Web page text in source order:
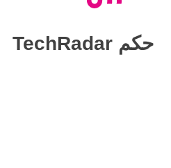
حكم TechRadar